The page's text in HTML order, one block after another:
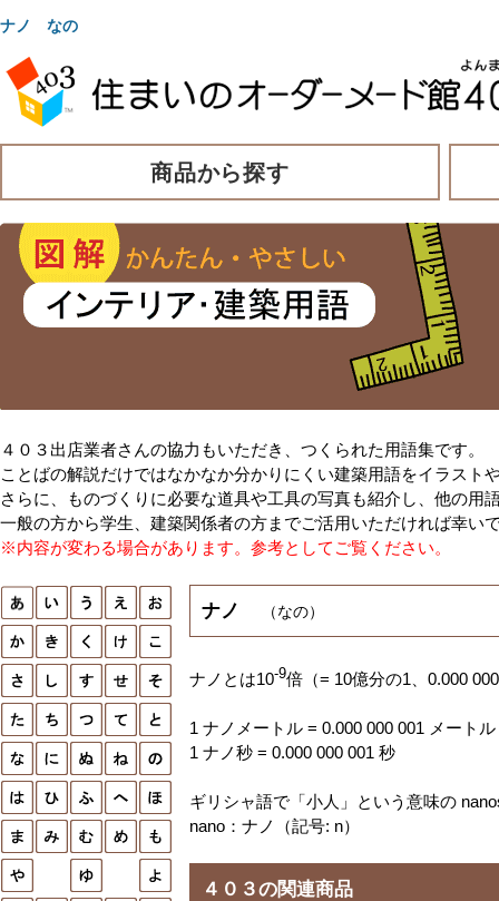
ナノ なの
商品から探す
４０３出店業者さんの協力もいただき、つくられた用語集です。
ことばの解説だけではなかなか分かりにくい建築用語をイラスト
さらに、ものづくりに必要な道具や工具の写真も紹介し、他の
一般の方から学生、建築関係者の方までご活用いただければ幸い
※内容が変わる場合があります。参考としてご覧ください。
ナノ （なの）
ナノとは10-9倍（= 10億分の1、0.000
1 ナノメートル = 0.000 000 001 メートル
1 ナノ秒 = 0.000 000 001 秒
ギリシャ語で「小人」という意味の
nano：ナノ（記号: n）
４０３の関連商品